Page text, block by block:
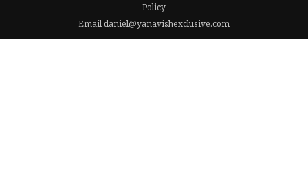
Policy
Emaildaniel@yanavishexclusive.com